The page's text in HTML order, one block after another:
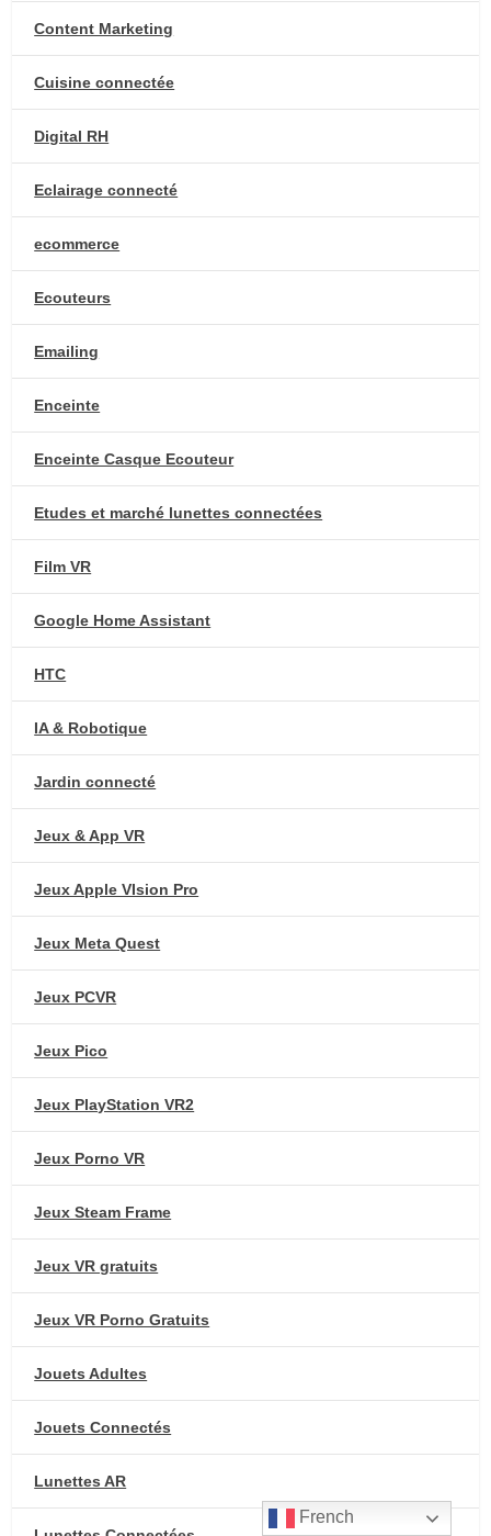
Content Marketing
Cuisine connectée
Digital RH
Eclairage connecté
ecommerce
Ecouteurs
Emailing
Enceinte
Enceinte Casque Ecouteur
Etudes et marché lunettes connectées
Film VR
Google Home Assistant
HTC
IA & Robotique
Jardin connecté
Jeux & App VR
Jeux Apple VIsion Pro
Jeux Meta Quest
Jeux PCVR
Jeux Pico
Jeux PlayStation VR2
Jeux Porno VR
Jeux Steam Frame
Jeux VR gratuits
Jeux VR Porno Gratuits
Jouets Adultes
Jouets Connectés
Lunettes AR
French